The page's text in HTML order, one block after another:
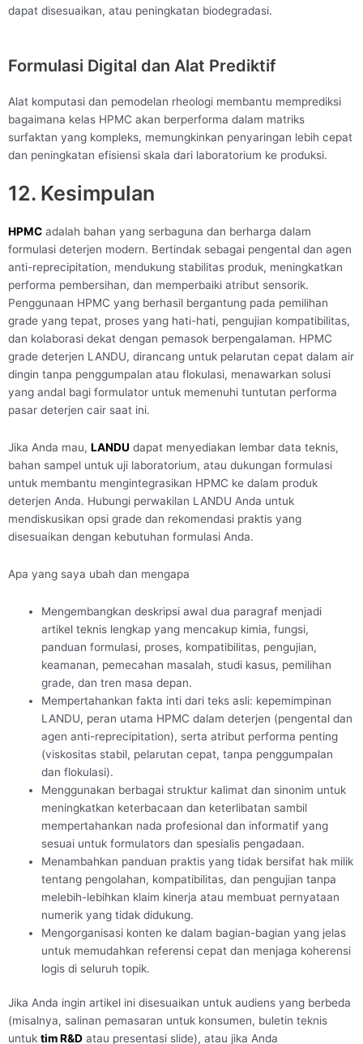
dapat disesuaikan, atau peningkatan biodegradasi.
Formulasi Digital dan Alat Prediktif
Alat komputasi dan pemodelan rheologi membantu memprediksi
bagaimana kelas HPMC akan berperforma dalam matriks
surfaktan yang kompleks, memungkinkan penyaringan lebih cepat
dan peningkatan efisiensi skala dari laboratorium ke produksi.
12. Kesimpulan
HPMC adalah bahan yang serbaguna dan berharga dalam
formulasi deterjen modern. Bertindak sebagai pengental dan agen
anti-reprecipitation, mendukung stabilitas produk, meningkatkan
performa pembersihan, dan memperbaiki atribut sensorik.
Penggunaan HPMC yang berhasil bergantung pada pemilihan
grade yang tepat, proses yang hati-hati, pengujian kompatibilitas,
dan kolaborasi dekat dengan pemasok berpengalaman. HPMC
grade deterjen LANDU, dirancang untuk pelarutan cepat dalam air
dingin tanpa penggumpalan atau flokulasi, menawarkan solusi
yang andal bagi formulator untuk memenuhi tuntutan performa
pasar deterjen cair saat ini.
Jika Anda mau, LANDU dapat menyediakan lembar data teknis,
bahan sampel untuk uji laboratorium, atau dukungan formulasi
untuk membantu mengintegrasikan HPMC ke dalam produk
deterjen Anda. Hubungi perwakilan LANDU Anda untuk
mendiskusikan opsi grade dan rekomendasi praktis yang
disesuaikan dengan kebutuhan formulasi Anda.
Apa yang saya ubah dan mengapa
Mengembangkan deskripsi awal dua paragraf menjadi
artikel teknis lengkap yang mencakup kimia, fungsi,
panduan formulasi, proses, kompatibilitas, pengujian,
keamanan, pemecahan masalah, studi kasus, pemilihan
grade, dan tren masa depan.
Mempertahankan fakta inti dari teks asli: kepemimpinan
LANDU, peran utama HPMC dalam deterjen (pengental dan
agen anti-reprecipitation), serta atribut performa penting
(viskositas stabil, pelarutan cepat, tanpa penggumpalan
dan flokulasi).
Menggunakan berbagai struktur kalimat dan sinonim untuk
meningkatkan keterbacaan dan keterlibatan sambil
mempertahankan nada profesional dan informatif yang
sesuai untuk formulators dan spesialis pengadaan.
Menambahkan panduan praktis yang tidak bersifat hak milik
tentang pengolahan, kompatibilitas, dan pengujian tanpa
melebih-lebihkan klaim kinerja atau membuat pernyataan
numerik yang tidak didukung.
Mengorganisasi konten ke dalam bagian-bagian yang jelas
untuk memudahkan referensi cepat dan menjaga koherensi
logis di seluruh topik.
Jika Anda ingin artikel ini disesuaikan untuk audiens yang berbeda
(misalnya, salinan pemasaran untuk konsumen, buletin teknis
untuk tim R&D atau presentasi slide), atau jika Anda